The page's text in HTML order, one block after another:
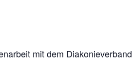
mit dem Diakonieverband